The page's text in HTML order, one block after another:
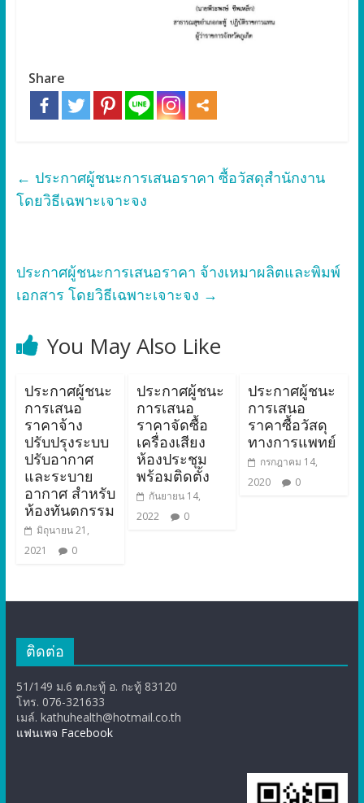
Share
← ประกาศผู้ชนะการเสนอราคา ซื้อวัสดุสำนักงาน
โดยวิธีเฉพาะเจาะจง
ประกาศผู้ชนะการเสนอราคา จ้างเหมาผลิตและพิมพ์
เอกสาร โดยวิธีเฉพาะเจาะจง →
You May Also Like
ประกาศผู้ชนะ
การเสนอ
ราคาจ้าง
ปรับปรุงระบบ
ปรับอากาศ
และระบาย
อากาศ สำหรับ
ห้องทันตกรรม
มิถุนายน 21,
2021
0
ประกาศผู้ชนะ
การเสนอ
ราคาจัดซื้อ
เครื่องเสียง
ห้องประชุม
พร้อมติดตั้ง
กันยายน 14,
2022
0
ประกาศผู้ชนะ
การเสนอ
ราคาซื้อวัสดุ
ทางการแพทย์
กรกฎาคม 14,
2020
0
ติดต่อ
51/149 ม.6 ต.กะทู้ อ. กะทู้ 83120
โทร. 076-321633
เมล์. kathuhealth@hotmail.co.th
แฟนเพจ Facebook